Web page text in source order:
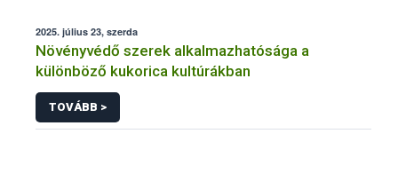
2025. július 23, szerda
Növényvédő szerek alkalmazhatósága a
különböző kukorica kultúrákban
TOVÁBB >